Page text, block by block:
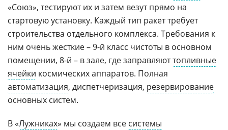
«Союз», тестируют их и затем везут прямо на
стартовую установку. Каждый тип ракет требует
строительства отдельного комплекса. Требования к
ним очень жесткие – 9-й класс чистоты в основном
помещении, 8-й – в зале, где заправляюттопливные
ячейки космических аппаратов. Полная
автоматизация, диспетчеризация, резервирование
основных систем.
В «Лужниках» мы создаем все системы